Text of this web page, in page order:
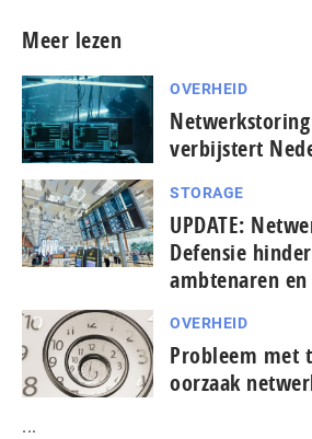
Meer lezen
OVERHEID
verbijstert
STORAGE
UPDATE:
Defensie
ambtenaren
OVERHEID
Probleem met
oorzaak
...